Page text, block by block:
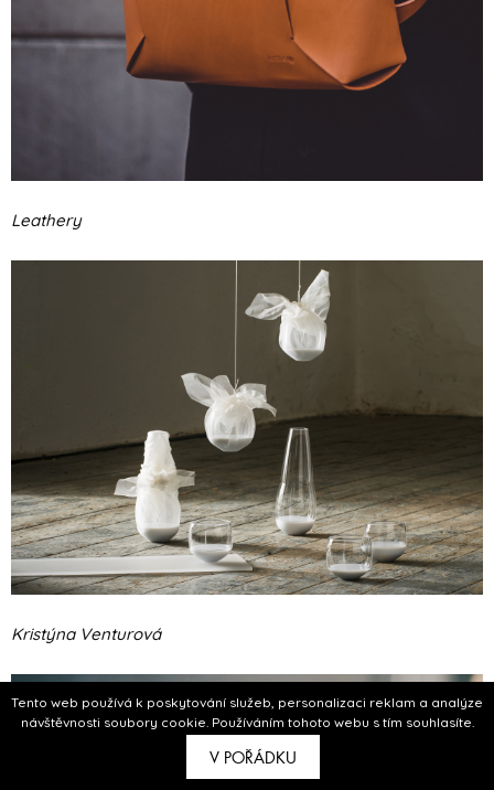
Tento web používá k poskytování služeb, personalizaci reklam a analýze
návštěvnosti soubory cookie. Používáním tohoto webu s tím souhlasíte.
V POŘÁDKU
Leathery
Kristýna Venturová